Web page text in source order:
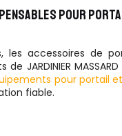
POUR
accessoires de
de JARDINIER
pour portail
fiable.